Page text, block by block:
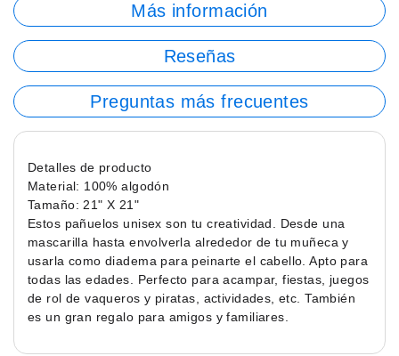
Más información
Reseñas
Preguntas más frecuentes
Detalles de producto
Material: 100% algodón
Tamaño: 21" X 21"
Estos pañuelos unisex son tu creatividad. Desde una
mascarilla hasta envolverla alrededor de tu muñeca y
usarla como diadema para peinarte el cabello. Apto para
todas las edades. Perfecto para acampar, fiestas, juegos
de rol de vaqueros y piratas, actividades, etc. También
es un gran regalo para amigos y familiares.